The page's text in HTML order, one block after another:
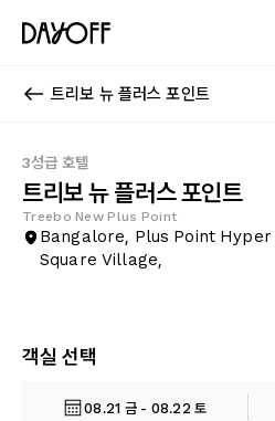
트리보 뉴 플러스 포인트
3성급 호텔
트리보 뉴 플러스 포인트
Treebo New Plus Point
Bangalore, Plus Point
Square Village,
객실 선택
08.21 금 - 08.22 토